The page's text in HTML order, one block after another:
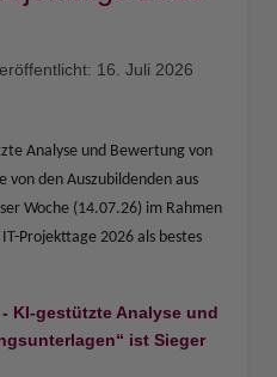
16. Juli 2026
Analyse und Bewertung von
den Auszubildenden aus
Woche (14.07.26) im Rahmen
Projekttage 2026 als bestes
KI-gestützte Analyse und
ist Sieger